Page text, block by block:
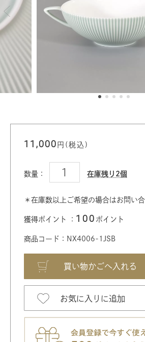
11,000 円(税込)
数量： 在庫残り2個
＊在庫数以上ご希望の場合はお問い
獲得ポイント ： 100 ポイント
商品コード：NX4006-1JSB
お気に入りに追加